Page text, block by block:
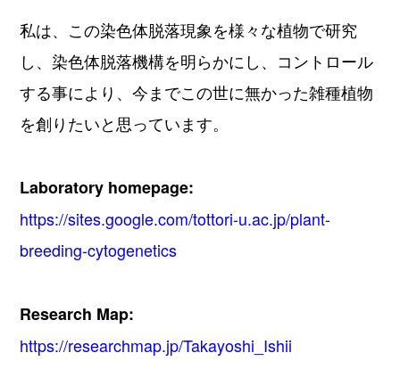
私は、この染色体脱落現象を様々な植物で研究
し、染色体脱落機構を明らかにし、コントロール
する事により、今までこの世に無かった雑種植物
を創りたいと思っています。
Laboratory homepage:
https://sites.google.com/tottori-u.ac.jp/plant-
breeding-cytogenetics
Research Map:
https://researchmap.jp/Takayoshi_Ishii